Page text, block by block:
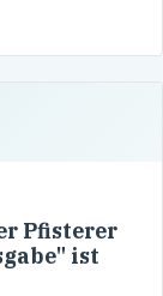
Pfisterer
ist